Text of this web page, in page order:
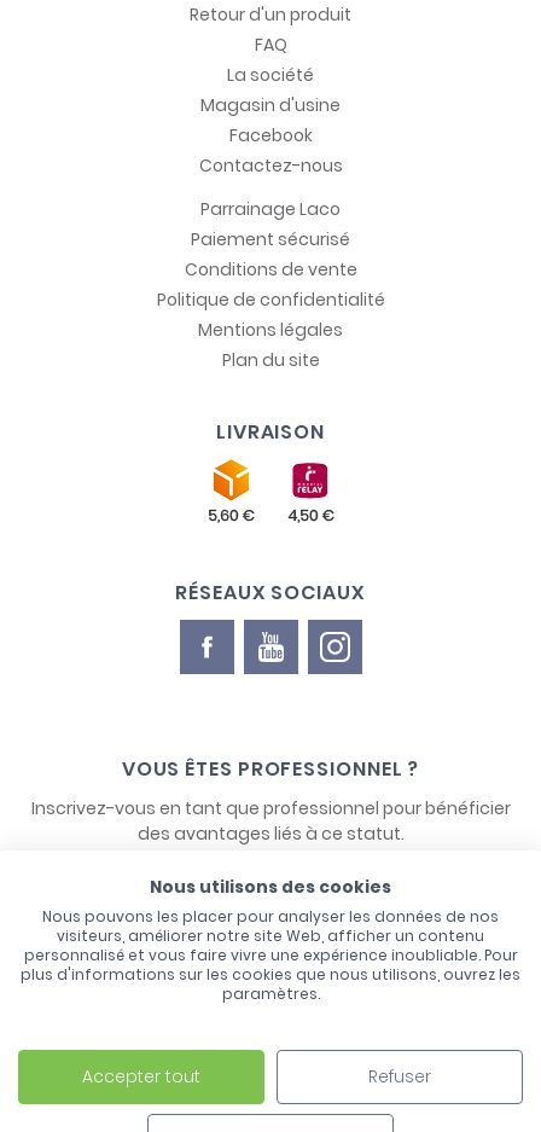
Retour d'un produit
FAQ
La société
Magasin d'usine
Facebook
Contactez-nous
Parrainage Laco
Paiement sécurisé
Conditions de vente
Politique de confidentialité
Mentions légales
Plan du site
LIVRAISON
RÉSEAUX SOCIAUX
VOUS ÊTES PROFESSIONNEL ?
Inscrivez-vous en tant que professionnel pour bénéficier
des avantages liés à ce statut.
Laco - 3, Avenue de l'Europe - BP1 - 67728 Hoerdt Cedex -
03 88 513 000
Nous utilisons des cookies
Nous pouvons les placer pour analyser les données de nos
visiteurs, améliorer notre site Web, afficher un contenu
personnalisé et vous faire vivre une expérience inoubliable. Pour
plus d'informations sur les cookies que nous utilisons, ouvrez les
paramètres.
Accepter tout Refuser